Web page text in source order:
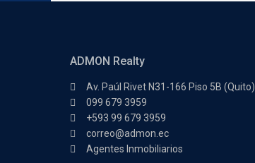
ADMON Realty
Av. Paúl Rivet N31-166 Piso 5B (Quito)
099 679 3959
+593 99 679 3959
correo@admon.ec
Agentes Inmobiliarios